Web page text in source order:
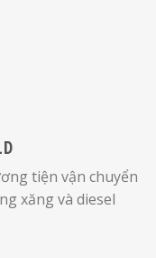
tiện vận chuyển
xăng và diesel